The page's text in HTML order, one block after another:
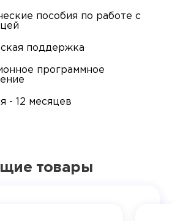
пособия по работе с
поддержка
программное
- 12 месяцев
товары